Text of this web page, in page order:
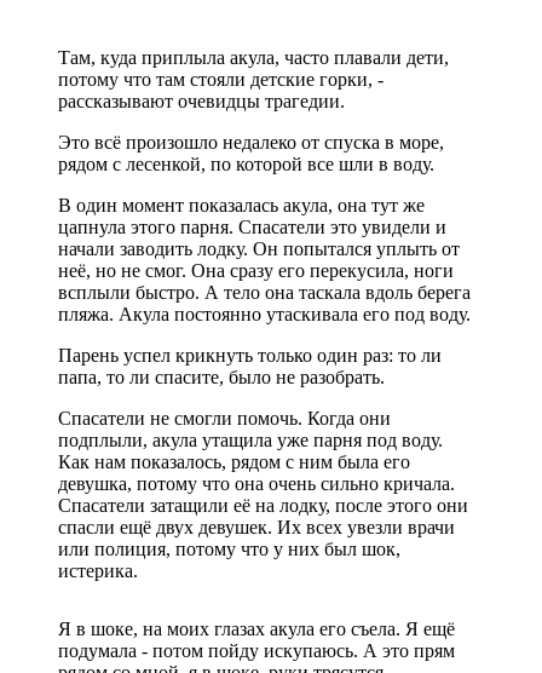
Там, куда приплыла акула, часто плавали дети,
потому что там стояли детские горки, -
рассказывают очевидцы трагедии.
Это всё произошло недалеко от спуска в море,
рядом с лесенкой, по которой все шли в воду.
В один момент показалась акула, она тут же
цапнула этого парня. Спасатели это увидели и
начали заводить лодку. Он попытался уплыть от
неё, но не смог. Она сразу его перекусила, ноги
всплыли быстро. А тело она таскала вдоль берега
пляжа. Акула постоянно утаскивала его под воду.
Парень успел крикнуть только один раз: то ли
папа, то ли спасите, было не разобрать.
Спасатели не смогли помочь. Когда они
подплыли, акула утащила уже парня под воду.
Как нам показалось, рядом с ним была его
девушка, потому что она очень сильно кричала.
Спасатели затащили её на лодку, после этого они
спасли ещё двух девушек. Их всех увезли врачи
или полиция, потому что у них был шок,
истерика.
Я в шоке, на моих глазах акула его съела. Я ещё
подумала - потом пойду искупаюсь. А это прям